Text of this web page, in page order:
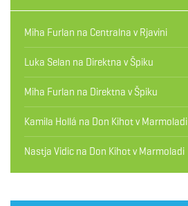
Miha Furlan na Centralna v Rjavini
Luka Selan na Direktna v Špiku
Miha Furlan na Direktna v Špiku
Kamila Hollá na Don Kihot v Marmoladi
Nastja Vidic na Don Kihot v Marmoladi